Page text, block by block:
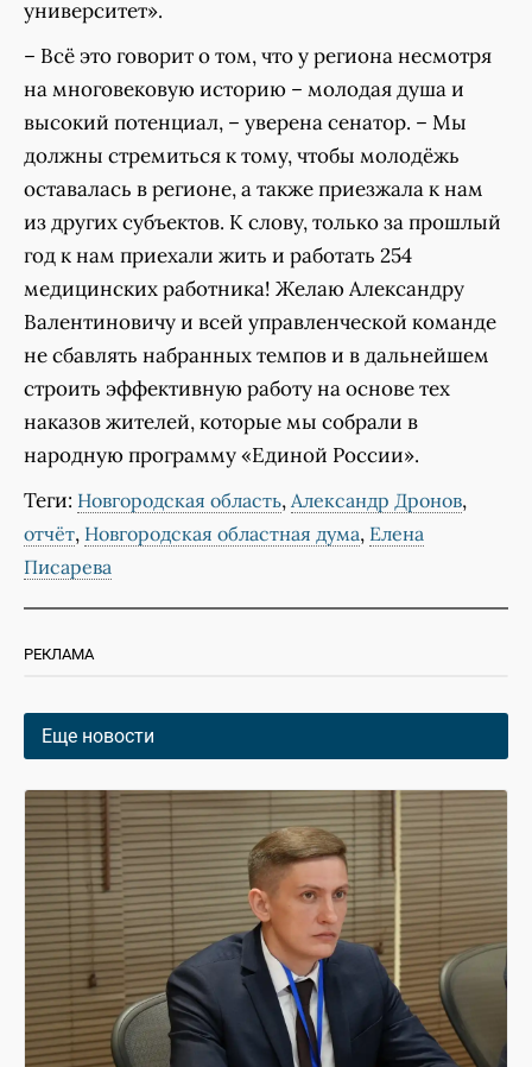
университет».
– Всё это говорит о том, что у региона несмотря
на многовековую историю – молодая душа и
высокий потенциал, – уверена сенатор. – Мы
должны стремиться к тому, чтобы молодёжь
оставалась в регионе, а также приезжала к нам
из других субъектов. К слову, только за прошлый
год к нам приехали жить и работать 254
медицинских работника! Желаю Александру
Валентиновичу и всей управленческой команде
не сбавлять набранных темпов и в дальнейшем
строить эффективную работу на основе тех
наказов жителей, которые мы собрали в
народную программу «Единой России».
Теги: Новгородская область, Александр Дронов,
отчёт, Новгородская областная дума, Елена
Писарева
РЕКЛАМА
Еще новости